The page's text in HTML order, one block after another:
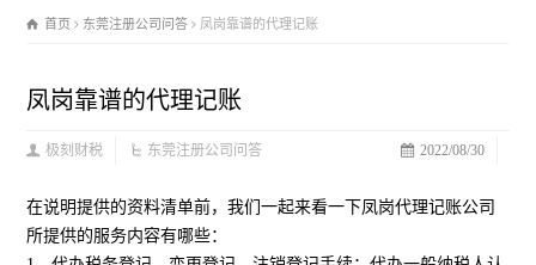
首页 东莞注册公司问答 凤岗靠谱的代理记账
凤岗靠谱的代理记账
2022/08/30
极刻财税 东莞注册公司问答
在说明提供的资料清单前，我们一起来看一下凤岗代理记账公司
所提供的服务内容有哪些：